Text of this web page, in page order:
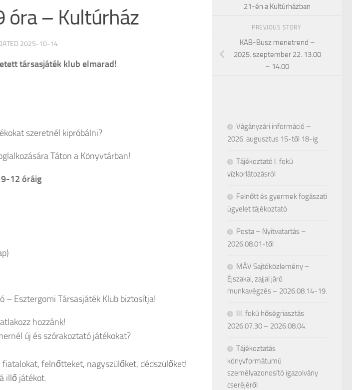
óra – Kultúrház
2025-10-14
társasjáték klub elmarad!
szeretnél kipróbálni?
Táton a Könyvtárban!
12 óráig
– Esztergomi Társasjáték Klub biztosítja!
hozzánk!
új és szórakoztató játékokat?
fiatalokat, felnőtteket, nagyszülőket, dédszülőket!
illő játékot.
21-én a Kultúrházban
PREVIOUS STORY
KAB-Busz menetrend –
2025. szeptember 22. 13.00
– 14.00
Vágányzári információ –
2026. augusztus 15-től 18-ig
Tájékoztató I. fokú
vízkorlátozásról
Felnőtt és gyermek fogászati
ügyelet tájékoztató
Posta – Nyitvatartás –
2026.08.01-től
MÁV Sajtóközlemény –
Éjszakai, zajjal járó
munkavégzés – 2026.08.14-19.
III. fokú hőségriasztás
2026.07.30 – 2026.08.04.
Tájékoztatás
könyvformátumú
személyazonosító igazolvány
cseréjéről